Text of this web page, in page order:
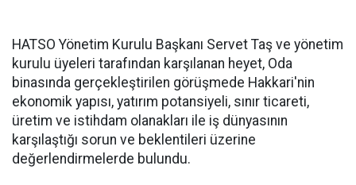
HATSO Yönetim Kurulu Başkanı Servet Taş ve yönetim
kurulu üyeleri tarafından karşılanan heyet, Oda
binasında gerçekleştirilen görüşmede Hakkari'nin
ekonomik yapısı, yatırım potansiyeli, sınır ticareti,
üretim ve istihdam olanakları ile iş dünyasının
karşılaştığı sorun ve beklentileri üzerine
değerlendirmelerde bulundu.